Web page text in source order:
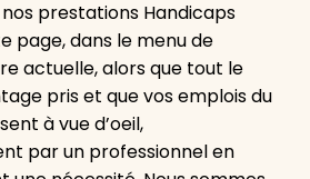
prestations Handicaps
page, dans le menu de
actuelle, alors que tout le
pris et que vos emplois du
à vue d’oeil,
par un professionnel en